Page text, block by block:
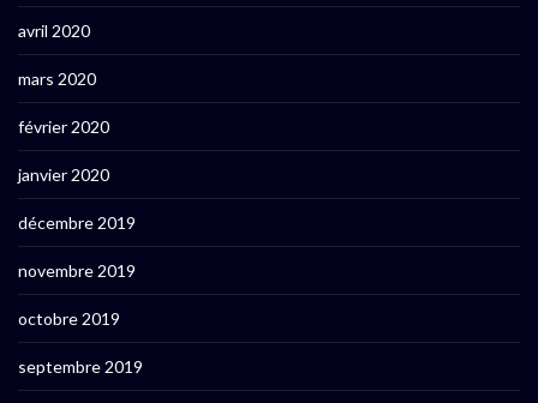
avril 2020
mars 2020
février 2020
janvier 2020
décembre 2019
novembre 2019
octobre 2019
septembre 2019